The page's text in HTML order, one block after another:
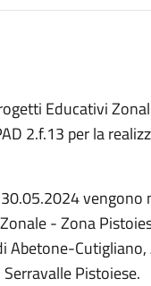
Educativi
2.f.13 per la
vengono
- Zona
Pistoiese.